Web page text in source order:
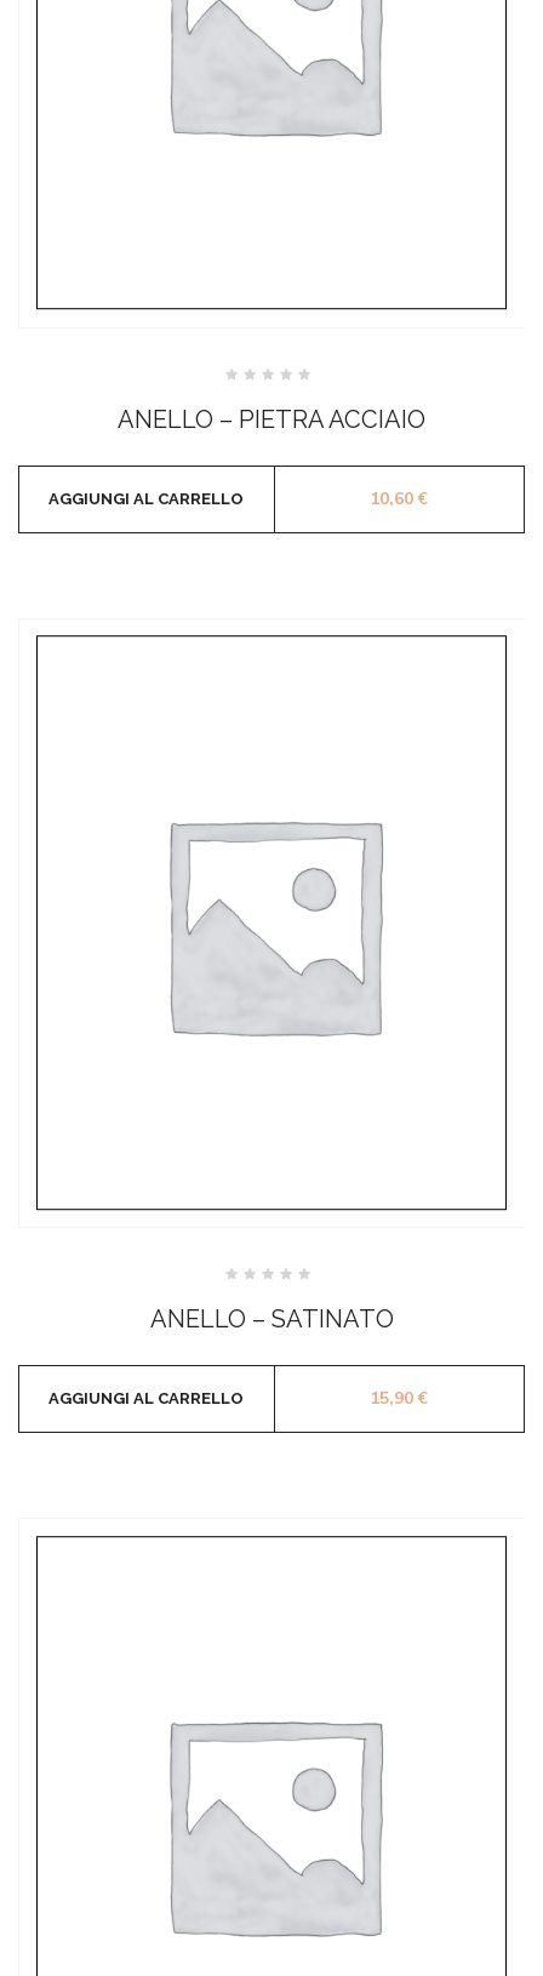
su
ANELLO – PIETRA ACCIAIO
10,60€
AGGIUNGI AL CARRELLO
su
5
ANELLO – SATINATO
15,90€
AGGIUNGI AL CARRELLO